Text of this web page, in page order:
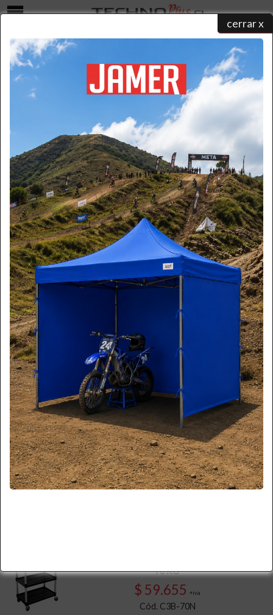
cerrar x
CATALOGO EQUIPAMIENTO INDUSTRIAL
home/catálogo de productos/ tecnoplus en chile
CARRO MULTIUSO 3 BANDEJAS PLEGABLE
TECNOPLUS
$ 33.000
Cód. C3B-64
Cotizar
TECNOPLUS
CARRO SERVICIO MULTIUSO 3 BANDEJAS
85 KG
$ 59.000+iva
Cód. C3B-85
70 KG
$ 59.655 +iva
Cód. C3B-70N